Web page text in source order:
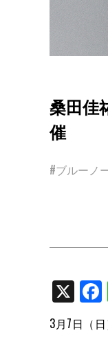
桑田佳
催
#ブルーノ
X
3月7日（